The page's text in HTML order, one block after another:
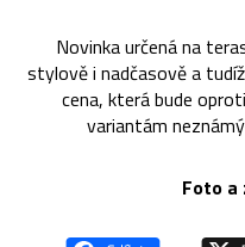
Novinka určená na
stylově i nadčasově a
cena, která bude
variantám
Foto a